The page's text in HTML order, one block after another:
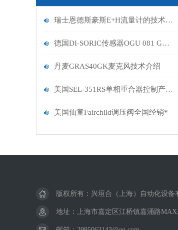
美国颇尔PALL过滤器
美国SOR索尔压力开关
瑞士恩德斯豪斯E+H流量计的技术特点及应用
德国DI-SORIC传感器OGU 081 G3-T3数据分析
丹麦GRAS40GK麦克风技术介绍
美国SEL-351RS单相重合器控制产品使用方式
美国仙童Fairchild调压阀全国经销*
版权所有：兴垣合（上海）自动化设备
地址：上海市嘉定区江桥镇嘉涌路MAX